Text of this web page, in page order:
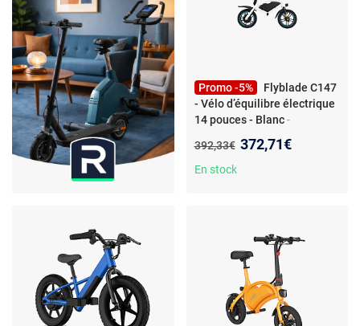
Promo -5%
Flyblade C147
- Vélo d’équilibre électrique
14 pouces - Blanc -
Flyblade C147 14 pouces,
350 W, autonomie 25 km,
Ancien prix :
392,33€ Nouveau prix :
372,71€
En stock